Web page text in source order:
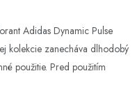
Adidas Dynamic Pulse
kolekcie zanecháva dlhodobý
použitie. Pred použitím